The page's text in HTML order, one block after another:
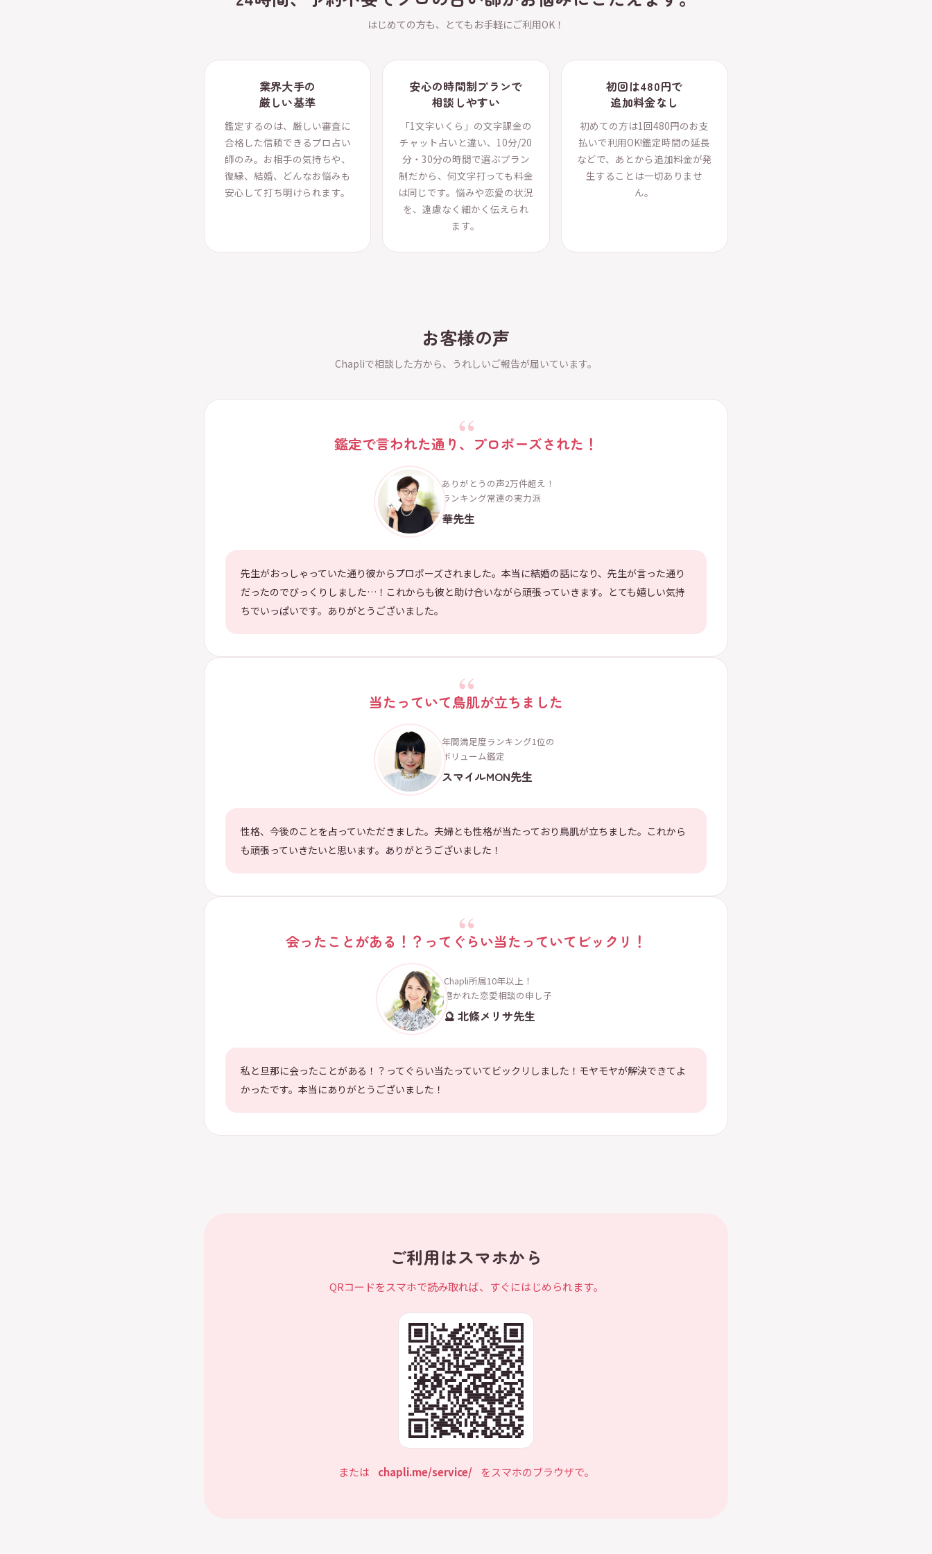
はじめての方も、とてもお手軽にご利用OK！
業界大手の
厳しい基準
鑑定するのは、厳しい審査に
合格した信頼できるプロ占い
師のみ。お相手の気持ちや、
復縁、結婚、どんなお悩みも
安心して打ち明けられます。
安心の時間制プランで
相談しやすい
「1文字いくら」の文字課金の
チャット占いと違い、10分/20
分・30分の時間で選ぶプラン
制だから、何文字打っても料金
は同じです。悩みや恋愛の状況
を、遠慮なく細かく伝えられ
ます。
初回は480円で
追加料金なし
初めての方は1回480円のお支
払いで利用OK!鑑定時間の延長
などで、あとから追加料金が発
生することは一切ありませ
ん。
お客様の声
Chapliで相談した方から、うれしいご報告が届いています。
鑑定で言われた通り、プロポーズされた！
ありがとうの声2万件超え！
ランキング常連の実力派
華先生
先生がおっしゃっていた通り彼からプロポーズされました。本当に結婚の話になり、先生が言った通り
だったのでびっくりしました…！これからも彼と助け合いながら頑張っていきます。とても嬉しい気持
ちでいっぱいです。ありがとうございました。
当たっていて鳥肌が立ちました
年間満足度ランキング1位の
ボリューム鑑定
スマイルMON先生
性格、今後のことを占っていただきました。夫婦とも性格が当たっており鳥肌が立ちました。これから
も頑張っていきたいと思います。ありがとうございました！
会ったことがある！？ってぐらい当たっていてビックリ！
Chapli所属10年以上！
磨かれた恋愛相談の申し子
🔮 北條メリサ先生
私と旦那に会ったことがある！？ってぐらい当たっていてビックリしました！モヤモヤが解決できてよ
かったです。本当にありがとうございました！
ご利用はスマホから
QRコードをスマホで読み取れば、すぐにはじめられます。
または chapli.me/service/ をスマホのブラウザで。